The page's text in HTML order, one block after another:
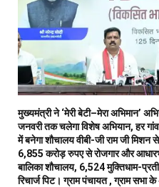
मुख्यमंत्री ने ‘मेरी बेटी–मेरा अभिमान’
जनवरी तक चलेगा विशेष अभियान, हर
में बनेगा शौचालय वीबी-जी राम जी मिशन
6,855 करोड़ रुपए से रोजगार और
बालिका शौचालय, 6,524 मुक्तिधाम-
रिचार्ज पिट। ग्राम पंचायत , ग्राम सभा